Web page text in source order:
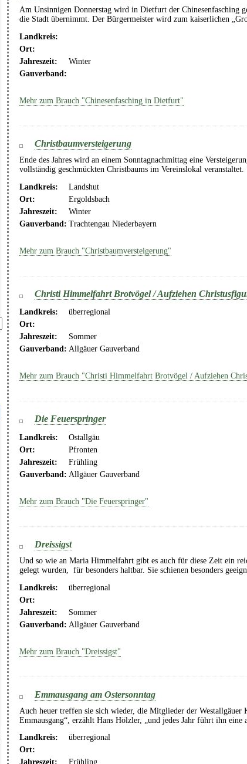
Am Unsinnigen Donnerstag wird in Dietfurt der Chinesenfasching
die Stadt übernimmt. Der Bürgermeister wird zum kaiserlichen
Landkreis:
Ort:
Jahreszeit:
Winter
Gauverband:
Mehr zum Brauch "Chinesenfasching in Dietfurt"
Christbaumversteigerung
Ende des Jahres wird an einem Sonntagnachmittag eine
vollständig geschmückten Christbaums im Vereinslokal veranstaltet.
Landkreis:
Landshut
Ort:
Ergoldsbach
Jahreszeit:
Winter
Gauverband: Trachtengau Niederbayern
Mehr zum Brauch "Christbaumversteigerung"
Christi Himmelfahrt Brotvögel / Aufziehen
Landkreis:
überregional
Ort:
Jahreszeit:
Sommer
Gauverband: Allgäuer Gauverband
Mehr zum Brauch "Christi Himmelfahrt Brotvögel / Aufziehen
Die Feuerspringer
Landkreis:
Ostallgäu
Ort:
Pfronten
Jahreszeit:
Frühling
Gauverband: Allgäuer Gauverband
Mehr zum Brauch "Die Feuerspringer"
Dreissigst
Und so wie an Maria Himmelfahrt gibt es auch für diese Zeit ein
gelegt wurden, für besonders haltbar. Sie schienen besonders
Landkreis:
überregional
Ort:
Jahreszeit:
Sommer
Gauverband: Allgäuer Gauverband
Mehr zum Brauch "Dreissigst"
Emmausgang am Ostersonntag
Auch heuer treffen sie sich wieder, die Mitglieder der
Emmausgang“, erzählt Hans Hölzler, „und jedes Jahr führt ihn eine
Landkreis:
überregional
Ort:
Jahreszeit:
Frühling